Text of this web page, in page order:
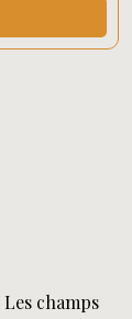
Les champs